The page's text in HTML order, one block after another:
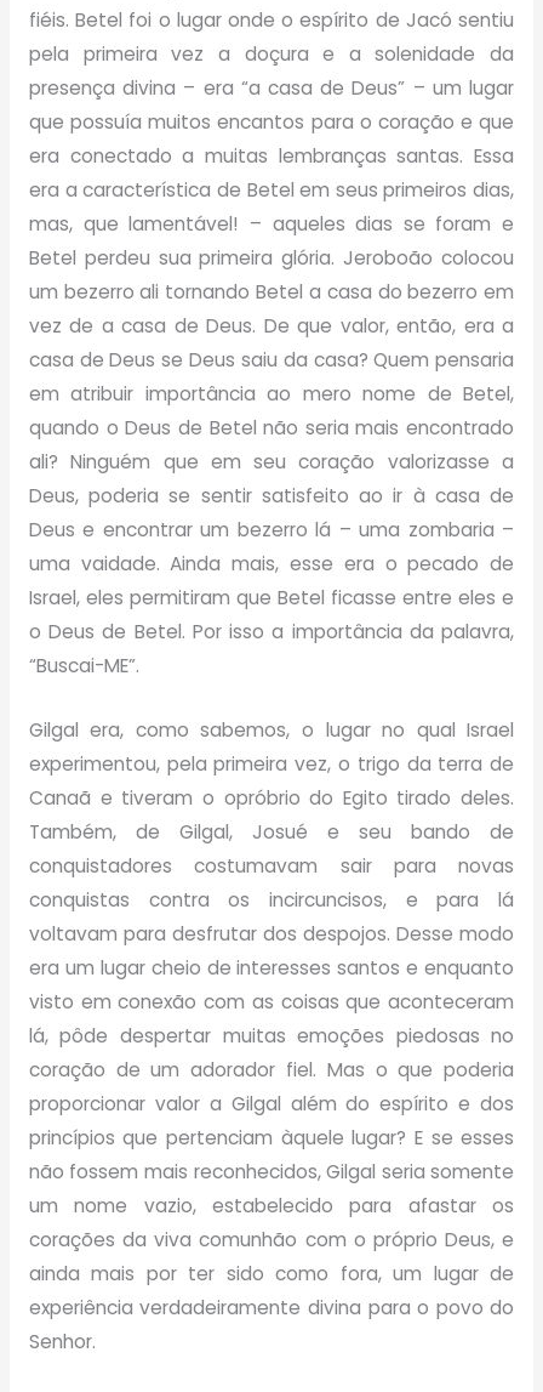
fiéis. Betel foi o lugar onde o espírito de Jacó sentiu
pela primeira vez a doçura e a solenidade da
presença divina – era “a casa de Deus” – um lugar
que possuía muitos encantos para o coração e que
era conectado a muitas lembranças santas. Essa
era a característica de Betel em seus primeiros dias,
mas, que lamentável! – aqueles dias se foram e
Betel perdeu sua primeira glória. Jeroboão colocou
um bezerro ali tornando Betel a casa do bezerro em
vez de a casa de Deus. De que valor, então, era a
casa de Deus se Deus saiu da casa? Quem pensaria
em atribuir importância ao mero nome de Betel,
quando o Deus de Betel não seria mais encontrado
ali? Ninguém que em seu coração valorizasse a
Deus, poderia se sentir satisfeito ao ir à casa de
Deus e encontrar um bezerro lá – uma zombaria –
uma vaidade. Ainda mais, esse era o pecado de
Israel, eles permitiram que Betel ficasse entre eles e
o Deus de Betel. Por isso a importância da palavra,
“Buscai-ME”.
Gilgal era, como sabemos, o lugar no qual Israel
experimentou, pela primeira vez, o trigo da terra de
Canaã e tiveram o opróbrio do Egito tirado deles.
Também, de Gilgal, Josué e seu bando de
conquistadores costumavam sair para novas
conquistas contra os incircuncisos, e para lá
voltavam para desfrutar dos despojos. Desse modo
era um lugar cheio de interesses santos e enquanto
visto em conexão com as coisas que aconteceram
lá, pôde despertar muitas emoções piedosas no
coração de um adorador fiel. Mas o que poderia
proporcionar valor a Gilgal além do espírito e dos
princípios que pertenciam àquele lugar? E se esses
não fossem mais reconhecidos, Gilgal seria somente
um nome vazio, estabelecido para afastar os
corações da viva comunhão com o próprio Deus, e
ainda mais por ter sido como fora, um lugar de
experiência verdadeiramente divina para o povo do
Senhor.